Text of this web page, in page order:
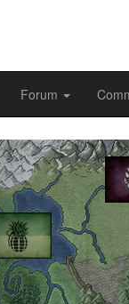
Forum
Previous